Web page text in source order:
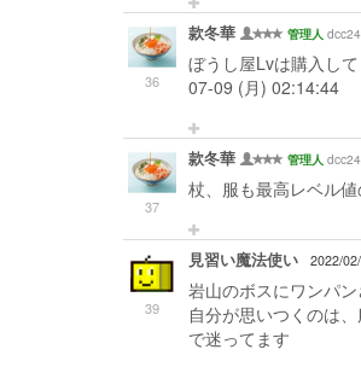
36
款冬華 管理人
ぼうし屋Lvは購入し
07-09 (月) 02:14:44
37
款冬華 管理人
杖、服も最高レベル
39
見習い魔法使い 2022/
岩山のボスにワンパ
自分が思いつくのは
で迷ってます